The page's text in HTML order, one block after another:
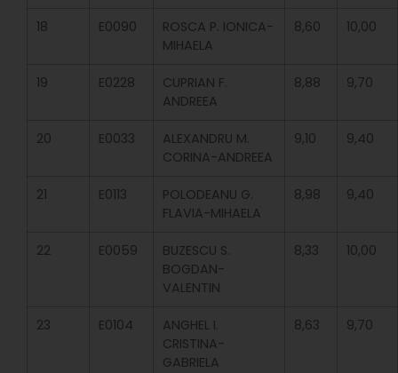
18 E0090
ROSCA P. IONICA-
MIHAELA
8,60 10,00
19 E0228
CUPRIAN F.
ANDREEA
8,88 9,70
20 E0033
ALEXANDRU M.
CORINA-ANDREEA
9,10 9,40
21 E0113
POLODEANU G.
FLAVIA-MIHAELA
8,98 9,40
22 E0059
BUZESCU S.
BOGDAN-
VALENTIN
8,33 10,00
23 E0104
ANGHEL I.
CRISTINA-
GABRIELA
8,63 9,70